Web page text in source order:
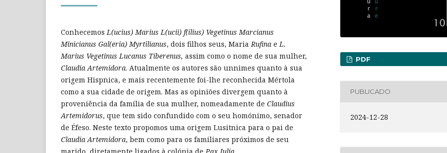
ConhecemosL(ucius) Marius L(ucii) f(ilius) Vegetinus Marcianus
Minicianus Gal(eria) Myrtilianus, dois filhos seus, MariaRufina eL.
Marius Vegetinus Lucanus Tiberenus, assim como o nome de sua mulher,
Claudia Artemidora. Atualmente os autores são unnimes quanto à sua
origem Hispnica, e mais recentemente foi-lhe reconhecida Mértola
como a sua cidade de origem. Mas as opiniões divergem quanto à
proveniência da família de sua mulher, nomeadamente de Claudius
Artemidorus, que tem sido confundido com o seu homónimo, senador
de Éfeso. Neste texto propomos uma origem Lusitnica para o pai de
Claudia Artemidora, bem como para os familiares próximos de seu
PDF
PUBLICADO
2024-12-28